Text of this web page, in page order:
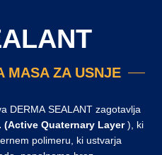
MASA ZA USNJE
DERMA SEALANT zagotavlja
(Active Quaternary Layer), ki
polimeru, ki ustvarja